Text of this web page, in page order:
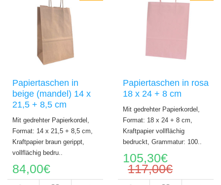
Papiertaschen in
beige (mandel) 14 x
21,5 + 8,5 cm
Mit gedrehter Papierkordel,
Format: 14 x 21,5 + 8,5 cm,
Kraftpapier braun gerippt,
vollflächig bedru..
84,00€
Papiertaschen in rosa
18 x 24 + 8 cm
Mit gedrehter Papierkordel,
Format: 18 x 24 + 8 cm,
Kraftpapier vollflächig
bedruckt, Grammatur: 100..
105,30€
117,00€